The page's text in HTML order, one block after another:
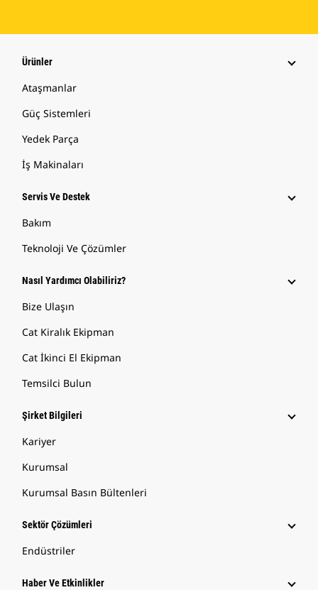
Ürünler
Ataşmanlar
Güç Sistemleri
Yedek Parça
İş Makinaları
Servis Ve Destek
Bakım
Teknoloji Ve Çözümler
Nasıl Yardımcı Olabiliriz?
Bize Ulaşın
Cat Kiralık Ekipman
Cat İkinci El Ekipman
Temsilci Bulun
Şirket Bilgileri
Kariyer
Kurumsal
Kurumsal Basın Bültenleri
Sektör Çözümleri
Endüstriler
Haber Ve Etkinlikler